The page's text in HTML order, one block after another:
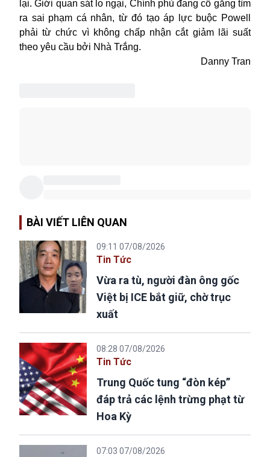
lại. Giới quan sát lo ngại, Chính phủ đang cố gắng tìm
ra sai phạm cá nhân, từ đó tạo áp lực buộc Powell
phải từ chức vì không chấp nhận cắt giảm lãi suất
theo yêu cầu bởi Nhà Trắng.
Danny Tran
BÀI VIẾT LIÊN QUAN
09:11 07/08/2026
Tin Tức
Vừa ra tù, người đàn ông gốc
Việt bị ICE bắt giữ, chờ trục
xuất
08:28 07/08/2026
Tin Tức
Trung Quốc tung “đòn kép”
đáp trả các lệnh trừng phạt từ
Hoa Kỳ
07:03 07/08/2026